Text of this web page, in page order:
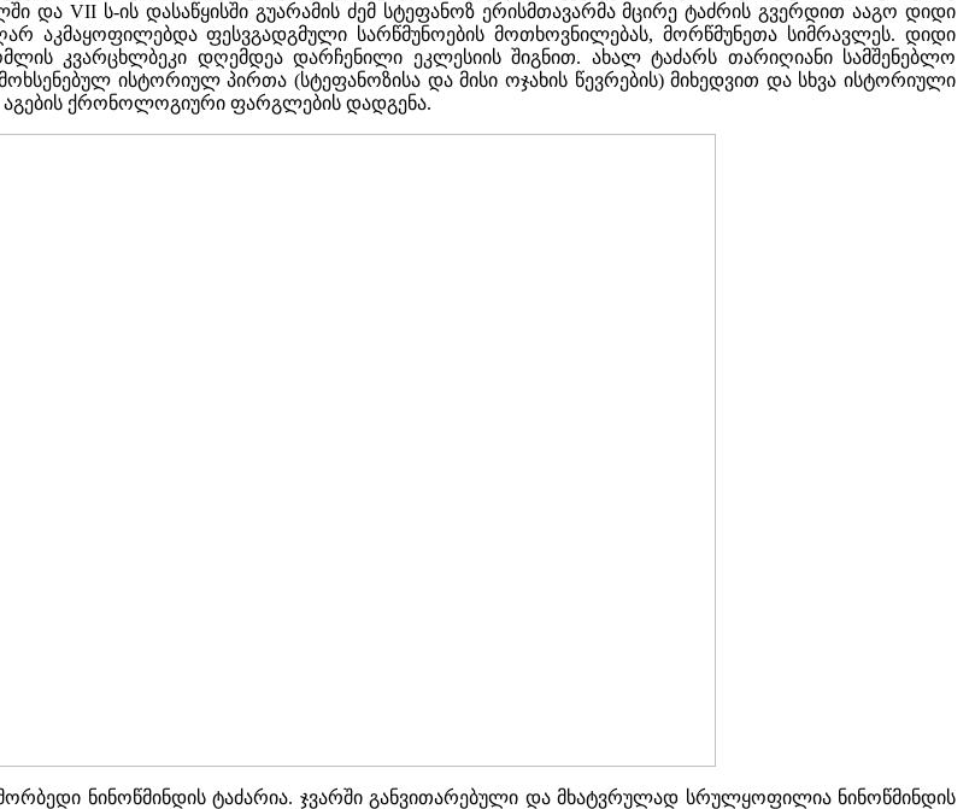
და VII ს-ის დასაწყისში გუარამის ძემ სტეფანოზ ერისმთავარმა მცირე ტაძრის გვერდით ააგო დიდი
აკმაყოფილებდა ფესვგადგმული სარწმუნოების მოთხოვნილებას, მორწმუნეთა სიმრავლეს. დიდი
კვარცხლბეკი დღემდეა დარჩენილი ეკლესიის შიგნით. ახალ ტაძარს თარიღიანი სამშენებლო
ისტორიულ პირთა (სტეფანოზისა და მისი ოჯახის წევრების) მიხედვით და სხვა ისტორიული
აგების ქრონოლოგიური ფარგლების დადგენა.
ნინოწმინდის ტაძარია. ჯვარში განვითარებული და მხატვრულად სრულყოფილია ნინოწმინდის